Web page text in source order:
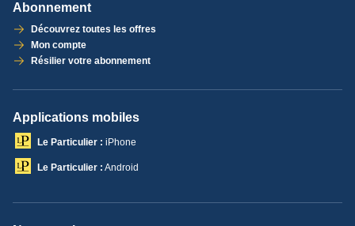
Abonnement
Découvrez toutes les offres
Mon compte
Résilier votre abonnement
Applications mobiles
Le Particulier : iPhone
Le Particulier : Android